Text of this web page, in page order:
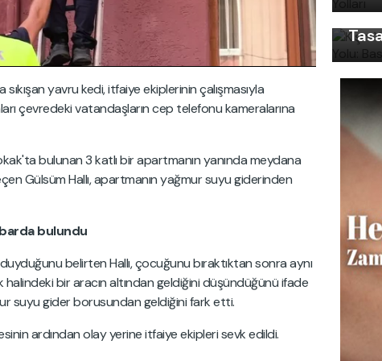
yavru kedi, itfaiye ekiplerinin çalışmasıyla
çevredeki vatandaşların cep telefonu kameralarına
bulunan 3 katlı bir apartmanın yanında meydana
Gülsüm Hallı, apartmanın yağmur suyu giderinden
bulundu
belirten Hallı, çocuğunu bıraktıktan sonra aynı
bir aracın altından geldiğini düşündüğünü ifade
suyu gider borusundan geldiğini fark etti.
ardından olay yerine itfaiye ekipleri sevk edildi.